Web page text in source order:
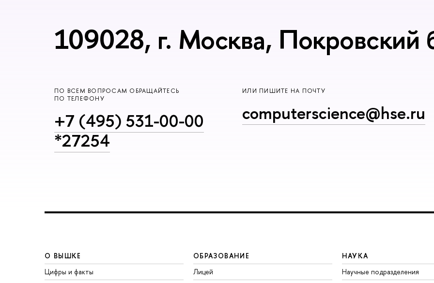
109028, г. Москва, Покровский
ПО ВСЕМ ВОПРОСАМ ОБРАЩАЙТЕСЬ
ПО ТЕЛЕФОНУ
+7 (495) 531-00-00
*27254
ИЛИ ПИШИТЕ НА ПОЧТУ
computerscience@hse.ru
О ВЫШКЕ
Цифры и факты
ОБРАЗОВАНИЕ
Лицей
НАУКА
Научные подразделения